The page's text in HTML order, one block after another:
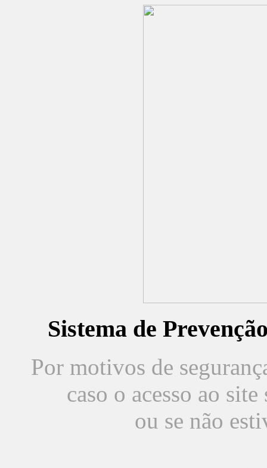
Sistema de
Por motivos de
caso o acesso ao
ou se não